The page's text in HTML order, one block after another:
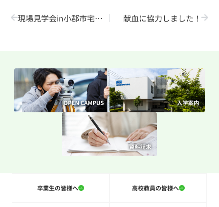
現場見学会in小郡市宅地造成 献血に協力しました！
卒業生の皆様へ 高校教員の皆様へ